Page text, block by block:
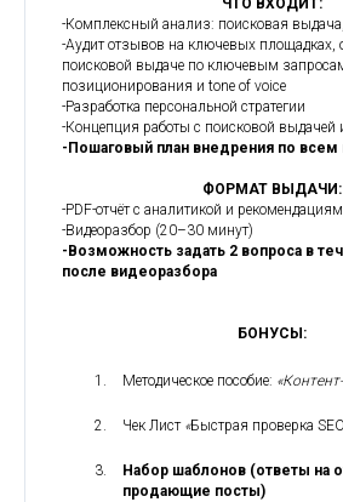
ЧТО ВХОДИТ:
-Комплексный анализ: поисковая
-Аудит отзывов на ключевых площадках,
поисковой выдаче по ключевым
позиционирования и tone of voice
-Разработка персональной стратегии
-Концепция работы с поисковой выдачей
-Пошаговый план внедрения по всем
ФОРМАТ ВЫДАЧИ:
-PDF-отчёт с аналитикой и
-Видеоразбор (20–30 минут)
-Возможность задать 2 вопроса в
после видеоразбора
БОНУСЫ:
Методическое пособие:
Чек Лист «Быстрая проверка
Набор шаблонов (ответы на
продающие посты)